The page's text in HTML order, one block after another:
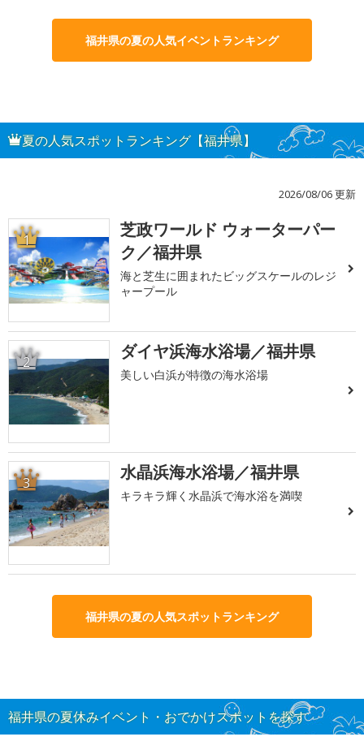
福井県の夏の人気イベントランキング
夏の人気スポットランキング【福井県】
2026/08/06 更新
1
芝政ワールド ウォーターパー
ク／福井県
海と芝生に囲まれたビッグスケールのレジ
ャープール
2 ダイヤ浜海水浴場／福井県
美しい白浜が特徴の海水浴場
3 水晶浜海水浴場／福井県
キラキラ輝く水晶浜で海水浴を満喫
福井県の夏の人気スポットランキング
福井県の夏休みイベント・おでかけスポットを探す